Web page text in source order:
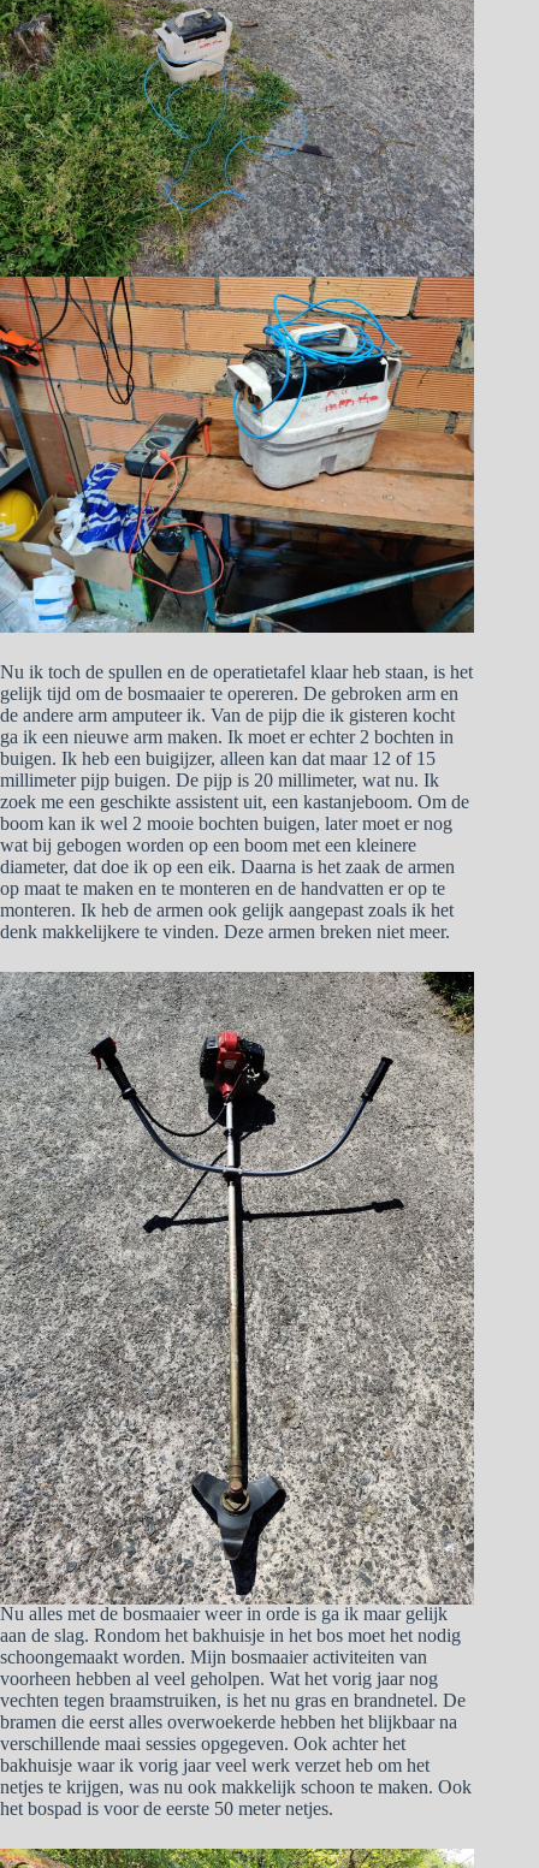
Nu ik toch de spullen en de operatietafel klaar heb staan, is het
gelijk tijd om de bosmaaier te opereren. De gebroken arm en
de andere arm amputeer ik. Van de pijp die ik gisteren kocht
ga ik een nieuwe arm maken. Ik moet er echter 2 bochten in
buigen. Ik heb een buigijzer, alleen kan dat maar 12 of 15
millimeter pijp buigen. De pijp is 20 millimeter, wat nu. Ik
zoek me een geschikte assistent uit, een kastanjeboom. Om de
boom kan ik wel 2 mooie bochten buigen, later moet er nog
wat bij gebogen worden op een boom met een kleinere
diameter, dat doe ik op een eik. Daarna is het zaak de armen
op maat te maken en te monteren en de handvatten er op te
monteren. Ik heb de armen ook gelijk aangepast zoals ik het
denk makkelijkere te vinden. Deze armen breken niet meer.
Nu alles met de bosmaaier weer in orde is ga ik maar gelijk
aan de slag. Rondom het bakhuisje in het bos moet het nodig
schoongemaakt worden. Mijn bosmaaier activiteiten van
voorheen hebben al veel geholpen. Wat het vorig jaar nog
vechten tegen braamstruiken, is het nu gras en brandnetel. De
bramen die eerst alles overwoekerde hebben het blijkbaar na
verschillende maai sessies opgegeven. Ook achter het
bakhuisje waar ik vorig jaar veel werk verzet heb om het
netjes te krijgen, was nu ook makkelijk schoon te maken. Ook
het bospad is voor de eerste 50 meter netjes.